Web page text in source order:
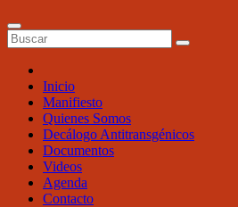
Inicio
Manifiesto
Quienes Somos
Decálogo Antitransgénicos
Documentos
Videos
Agenda
Contacto